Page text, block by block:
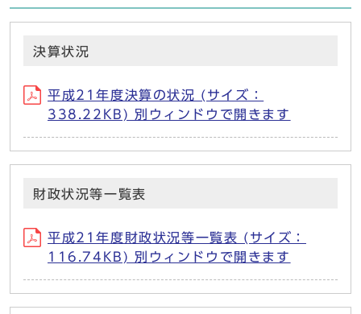
決算状況
平成21年度決算の状況 (サイズ：
338.22KB) 別ウィンドウで開きます
財政状況等一覧表
平成21年度財政状況等一覧表 (サイズ：
116.74KB) 別ウィンドウで開きます